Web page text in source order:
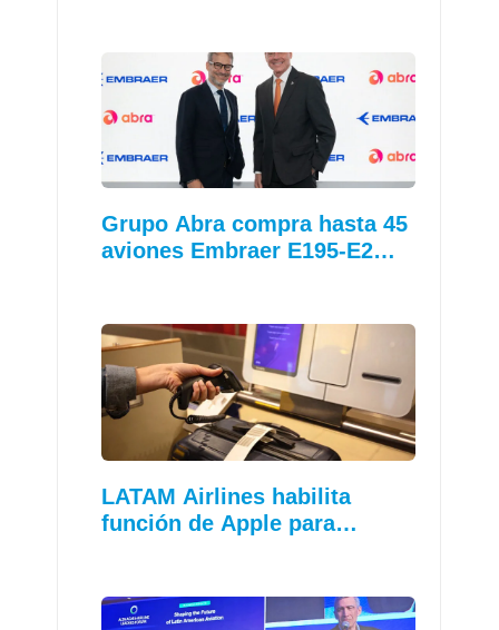
Grupo Abra compra hasta 45
aviones Embraer E195-E2…
LATAM Airlines habilita
función de Apple para…